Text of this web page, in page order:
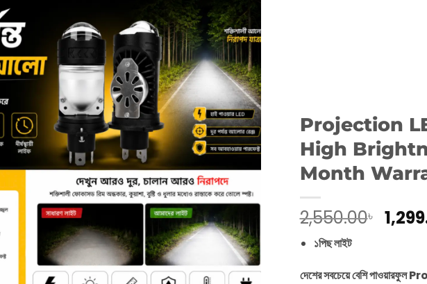
Add to
wishlist
Projection
High
Month
2,550.00৳
price
১পিছ লাইট
দেশের সবচেয়ে বেশি